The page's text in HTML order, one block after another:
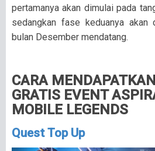
pertamanya akan dimulai pada
sedangkan fase keduanya akan
bulan Desember mendatang.
CARA
GRATIS EVENT
MOBILE LEGENDS
Quest Top Up